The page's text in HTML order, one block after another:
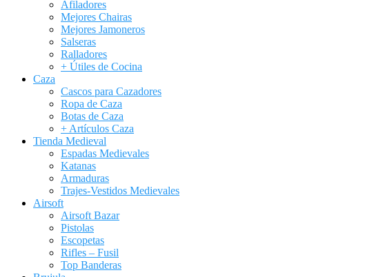
Afiladores
Mejores Chairas
Mejores Jamoneros
Salseras
Ralladores
+ Útiles de Cocina
Caza
Cascos para Cazadores
Ropa de Caza
Botas de Caza
+ Artículos Caza
Tienda Medieval
Espadas Medievales
Katanas
Armaduras
Trajes-Vestidos Medievales
Airsoft
Airsoft Bazar
Pistolas
Escopetas
Rifles – Fusil
Top Banderas